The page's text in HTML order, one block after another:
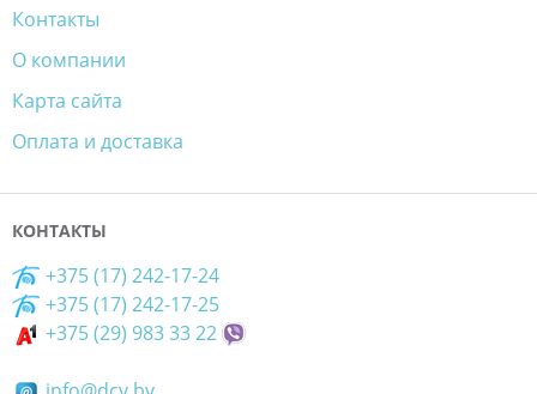
Контакты
О компании
Карта сайта
Оплата и доставка
КОНТАКТЫ
+375 (17) 242-17-24
+375 (17) 242-17-25
+375 (29) 983 33 22